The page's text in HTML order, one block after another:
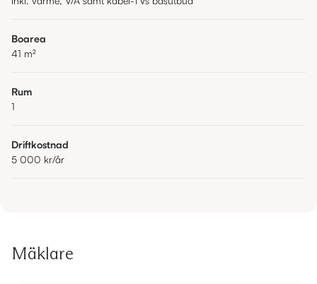
Boarea
41 m²
Rum
1
Driftkostnad
5 000 kr/år
Mäklare